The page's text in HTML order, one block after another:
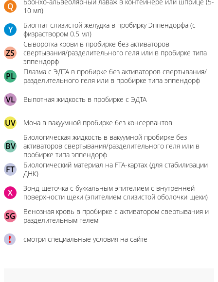
Q
10 мл)
Y
Биоптат слизистой желудка в пробирку Эппендорфа (с
физраствором 0.5 мл)
ZS
Сыворотка крови в пробирке без активаторов
свертывания/разделительного геля или в пробирке типа
эппендорф
PL
Плазма с ЭДТА в пробирке без активаторов свертывания/
разделительного геля или в пробирке типа эппендорф
VL Выпотная жидкость в пробирке с ЭДТА
UV Моча в вакуумной пробирке без консервантов
BV
Биологическая жидкость в вакуумной пробирке без
активаторов свертывания/разделительного геля или в
пробирке типа эппендорф
FT
Биологический материал на FTA-картах (для стабилизации
ДНК)
X
Зонд щеточка с буккальным эпителием с внутренней
поверхности щеки (эпителием слизистой оболочки щеки)
SG
Венозная кровь в пробирке с активатором свертывания и
разделительным гелем
смотри специальные условия на сайте